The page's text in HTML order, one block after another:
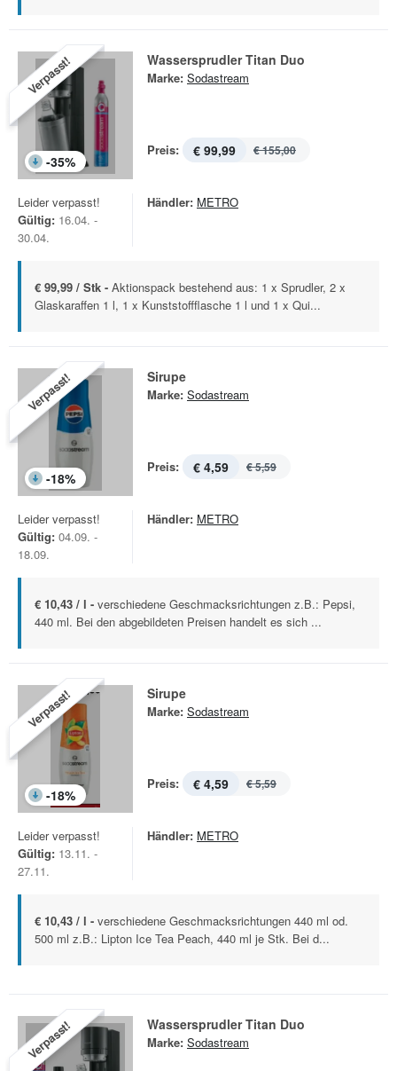
Verpasst!
-35%
Wassersprudler Titan Duo
Marke: Sodastream
Preis: € 99,99 € 155,00
Leider verpasst!
Gültig: 16.04. -
30.04.
Händler: METRO
€ 99,99 / Stk - Aktionspack bestehend aus: 1 x Sprudler, 2 x
Glaskaraffen 1 l, 1 x Kunststoffflasche 1 l und 1 x Qui...
Verpasst!
-18%
Sirupe
Marke: Sodastream
Preis: € 4,59 € 5,59
Leider verpasst!
Gültig: 04.09. -
18.09.
Händler: METRO
€ 10,43 / l - verschiedene Geschmacksrichtungen z.B.: Pepsi,
440 ml. Bei den abgebildeten Preisen handelt es sich ...
Verpasst!
-18%
Sirupe
Marke: Sodastream
Preis: € 4,59 € 5,59
Leider verpasst!
Gültig: 13.11. -
27.11.
Händler: METRO
€ 10,43 / l - verschiedene Geschmacksrichtungen 440 ml od.
500 ml z.B.: Lipton Ice Tea Peach, 440 ml je Stk. Bei d...
Verpasst! Wassersprudler Titan Duo
Marke: Sodastream